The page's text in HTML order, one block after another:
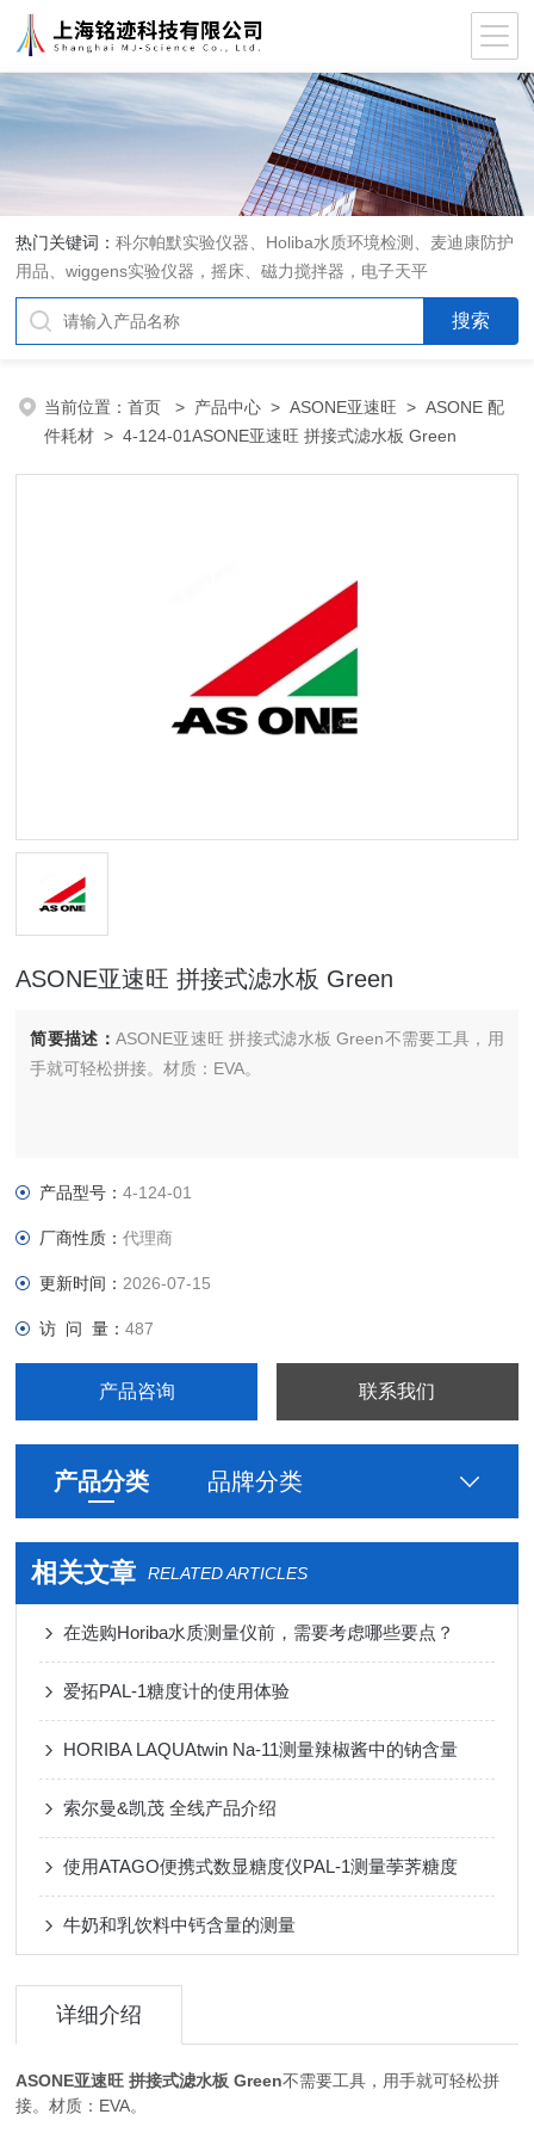
热门关键词：科尔帕默实验仪器、Holiba水质环境检测、麦迪康防护
用品、wiggens实验仪器，摇床、磁力搅拌器，电子天平
当前位置：首页 > 产品中心 >ASONE亚速旺 >ASONE 配
件耗材 > 4-124-01ASONE亚速旺 拼接式滤水板 Green
ASONE亚速旺 拼接式滤水板 Green
简要描述： ASONE亚速旺 拼接式滤水板 Green不需要工具，用
手就可轻松拼接。材质：EVA。
产品型号：4-124-01
厂商性质：代理商
更新时间： 2026-07-15
访 问 量：487
产品咨询 联系我们
产品分类 品牌分类
相关文章 RELATED ARTICLES
在选购Horiba水质测量仪前，需要考虑哪些要点？
爱拓PAL-1糖度计的使用体验
HORIBA LAQUAtwin Na-11测量辣椒酱中的钠含量
索尔曼&凯茂 全线产品介绍
使用ATAGO便携式数显糖度仪PAL-1测量荸荠糖度
牛奶和乳饮料中钙含量的测量
详细介绍
ASONE亚速旺 拼接式滤水板 Green不需要工具，用手就可轻松拼
接。材质：EVA。